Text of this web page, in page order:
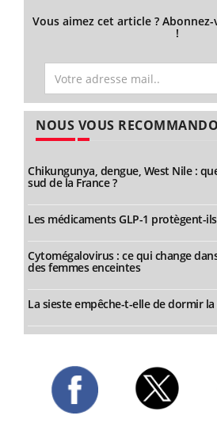
Vous aimez cet article ?
!
NOUS VOUS
Chikungunya, dengue, West Nile :
sud de la France ?
Les médicaments GLP-1 protègent-
Cytomégalovirus : ce qui change
des femmes enceintes
La sieste empêche-t-elle de dormir la